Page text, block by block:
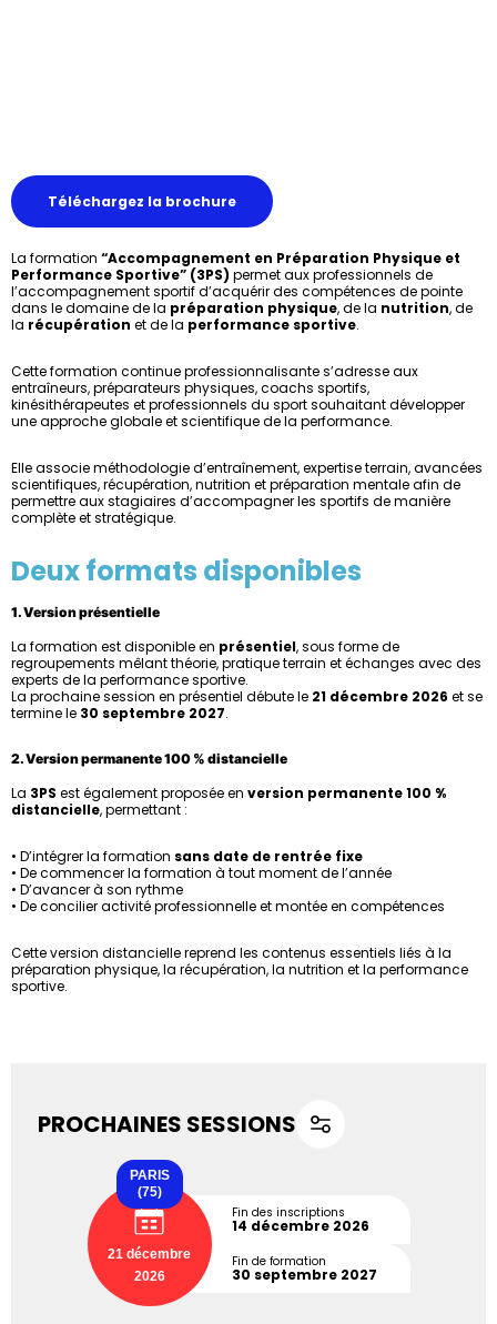
Téléchargez la brochure
La formation “Accompagnement en Préparation Physique et
Performance Sportive” (3PS) permet aux professionnels de
l’accompagnement sportif d’acquérir des compétences de pointe
dans le domaine de la préparation physique, de la nutrition, de
la récupération et de la performance sportive.
Cette formation continue professionnalisante s’adresse aux
entraîneurs, préparateurs physiques, coachs sportifs,
kinésithérapeutes et professionnels du sport souhaitant développer
une approche globale et scientifique de la performance.
Elle associe méthodologie d’entraînement, expertise terrain, avancées
scientifiques, récupération, nutrition et préparation mentale afin de
permettre aux stagiaires d’accompagner les sportifs de manière
complète et stratégique.
Deux formats disponibles
1. Version présentielle
La formation est disponible en présentiel, sous forme de
regroupements mêlant théorie, pratique terrain et échanges avec des
experts de la performance sportive.
La prochaine session en présentiel débute le 21 décembre 2026 et se
termine le 30 septembre 2027.
2. Version permanente 100 % distancielle
La 3PS est également proposée en version permanente 100 %
distancielle, permettant :
• D’intégrer la formation sans date de rentrée fixe
• De commencer la formation à tout moment de l’année
• D’avancer à son rythme
• De concilier activité professionnelle et montée en compétences
Cette version distancielle reprend les contenus essentiels liés à la
préparation physique, la récupération, la nutrition et la performance
sportive.
PROCHAINES SESSIONS
PARIS
(75)
21 décembre
2026
Fin des inscriptions
14 décembre 2026
Fin de formation
30 septembre 2027